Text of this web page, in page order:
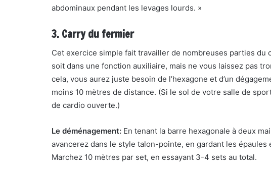
abdominaux pendant les levages lourds. »
3. Carry du fermier
Cet exercice simple fait travailler de nombreuses parties du
soit dans une fonction auxiliaire, mais ne vous laissez pas
cela, vous aurez juste besoin de l’hexagone et d’un
moins 10 mètres de distance. (Si le sol de votre salle de
de cardio ouverte.)
Le déménagement: En tenant la barre hexagonale à deux
avancerez dans le style talon-pointe, en gardant les
Marchez 10 mètres par set, en essayant 3-4 sets au total.